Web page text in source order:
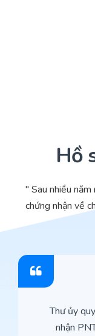
Hồ
" Sau nhiều
chứng nhận về
Thư ủy
nhận